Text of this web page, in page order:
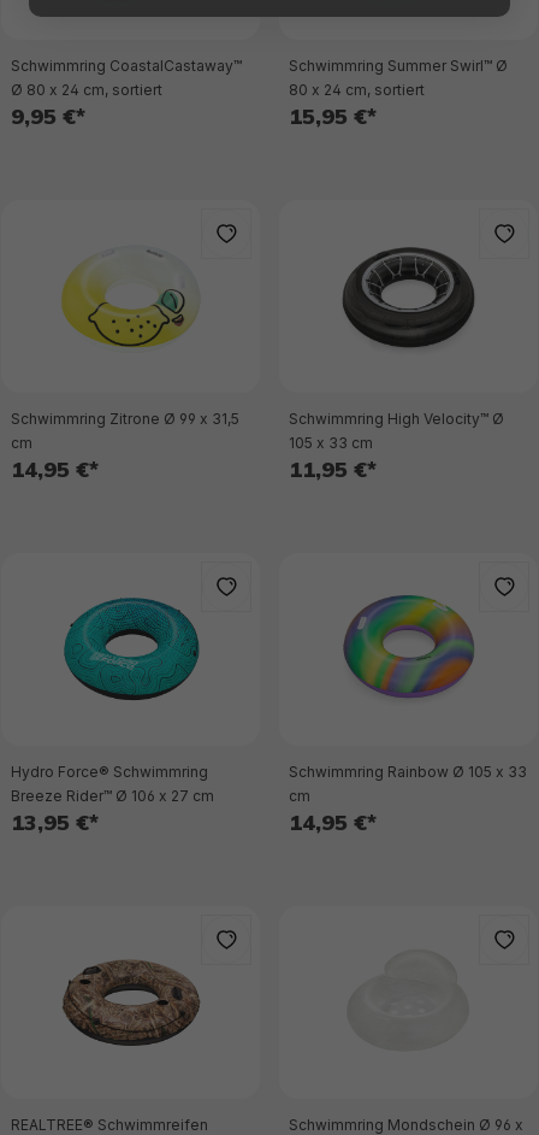
Schwimmring CoastalCastaway™
Ø 80 x 24 cm, sortiert
9,95 €*
Schwimmring Summer Swirl™ Ø
80 x 24 cm, sortiert
15,95 €*
Schwimmring Zitrone Ø 99 x 31,5
cm
14,95 €*
Schwimmring High Velocity™ Ø
105 x 33 cm
11,95 €*
Hydro Force® Schwimmring
Breeze Rider™ Ø 106 x 27 cm
13,95 €*
Schwimmring Rainbow Ø 105 x 33
cm
14,95 €*
REALTREE® Schwimmreifen
Schwimmring Mondschein Ø 96 x